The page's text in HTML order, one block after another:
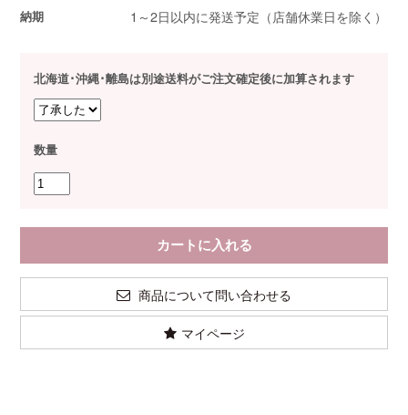
納期 1～2日以内に発送予定（店舗休業日を除く）
北海道･沖縄･離島は別途送料がご注文確定後に加算されます
数量
商品について問い合わせる
マイページ